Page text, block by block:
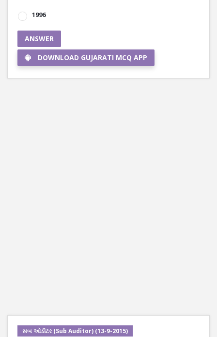
1996
ANSWER
DOWNLOAD GUJARATI MCQ APP
સબ ઓડીટર (Sub Auditor) (13-9-2015)